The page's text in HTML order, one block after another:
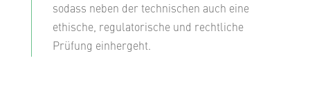
sodass neben der technischen auch eine
ethische, regulatorische und rechtliche
Prüfung einhergeht.